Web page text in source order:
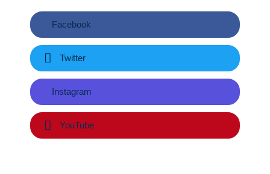
Facebook
Twitter
Instagram
YouTube